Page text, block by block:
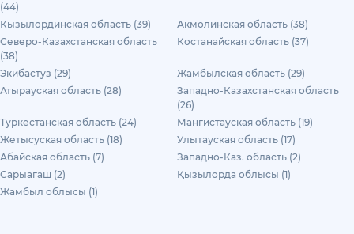
(44)
Кызылординская область (39)
Акмолинская область (38)
Северо-Казахстанская область
(38)
Костанайская область (37)
Экибастуз (29)
Жамбылская область (29)
Атырауская область (28)
Западно-Казахстанская область
(26)
Туркестанская область (24)
Мангистауская область (19)
Жетысуская область (18)
Улытауская область (17)
Абайская область (7)
Западно-Каз. область (2)
Сарыагаш (2)
Қызылорда облысы (1)
Жамбыл облысы (1)